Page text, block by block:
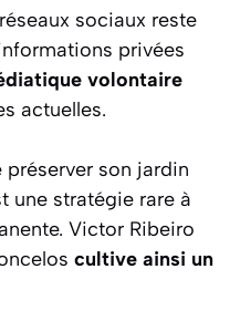
sociaux reste
privées
volontaire
actuelles.
son jardin
une stratégie rare à
Victor Ribeiro
cultive ainsi un